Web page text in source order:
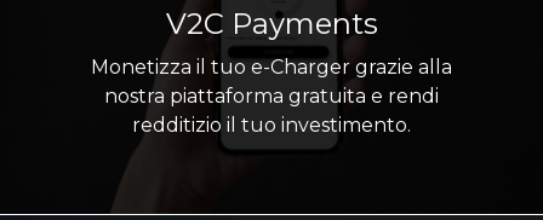
V2C Payments
Monetizza il tuo e-Charger grazie alla
nostra piattaforma gratuita e rendi
redditizio il tuo investimento.